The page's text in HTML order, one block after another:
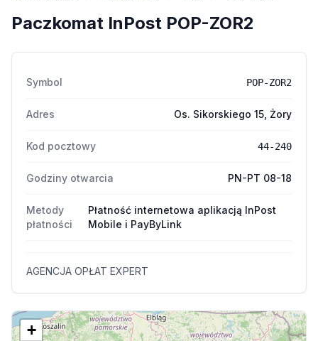
Paczkomat InPost POP-ZOR2
Symbol POP-ZOR2
Adres Os. Sikorskiego 15, Żory
Kod pocztowy 44-240
Godziny otwarcia PN-PT 08-18
Metody
płatności
Płatność internetowa aplikacją InPost
Mobile i PayByLink
AGENCJA OPŁAT EXPERT
+